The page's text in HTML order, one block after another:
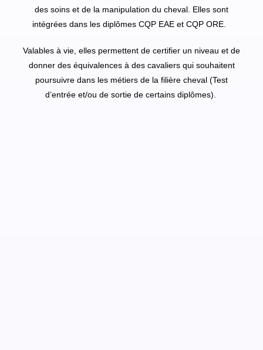
des soins et de la manipulation du cheval. Elles sont
intégrées dans les diplômes CQP EAE et CQP ORE.
Valables à vie, elles permettent de certifier un niveau et de
donner des équivalences à des cavaliers qui souhaitent
poursuivre dans les métiers de la filière cheval (Test
d’entrée et/ou de sortie de certains diplômes).